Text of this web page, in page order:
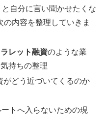
と自分に言い聞かせたくな
の内容を整理していきま
レット融資のような業
持ちの整理
がどう近づいてくるのか
トへ入らないための現